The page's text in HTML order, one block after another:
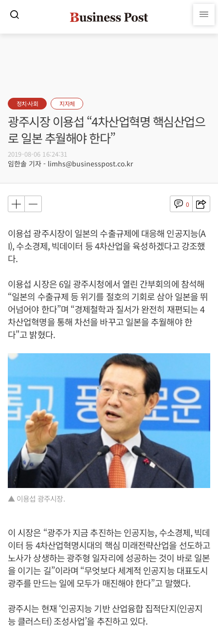
정치·사회 지자체
광주시장 이용섭 “4차산업혁명 핵심산업으
로 일본 추월해야 한다”
2019-08-06 16:24:31
임한솔 기자 - limhs@businesspost.co.kr
0
이용섭 광주시장이 일본의 수출규제에 대응해 인공지능(A
I), 수소경제, 빅데이터 등 4차산업을 육성하겠다고 강조했
다.
이용섭 시장은 6일 광주시청에서 열린 간부회의에 참석해
“일본의 수출규제 등 위기를 절호의 기회로 삼아 일본을 뛰
어넘어야 한다”며 “경제철학과 질서가 완전히 재편되는 4
차산업혁명을 통해 차선을 바꾸고 일본을 추월해야 한
다"고 밝혔다.
▲ 이용섭 광주시장.
이 시장은 “광주가 지금 추진하는 인공지능, 수소경제, 빅데
이터 등 4차산업혁명시대의 핵심 미래전략산업을 선도하고
노사가 상생하는 광주형 일자리에 성공하는 것이 바로 일본
을 이기는 길”이라며 “무엇보다 세계적 인공지능 대표도시
광주를 만드는 일에 모두가 매진해야 한다”고 말했다.
광주시는 현재 ‘인공지능 기반 산업융합 집적단지(인공지
능 클러스터) 조성사업’을 추진하고 있다.